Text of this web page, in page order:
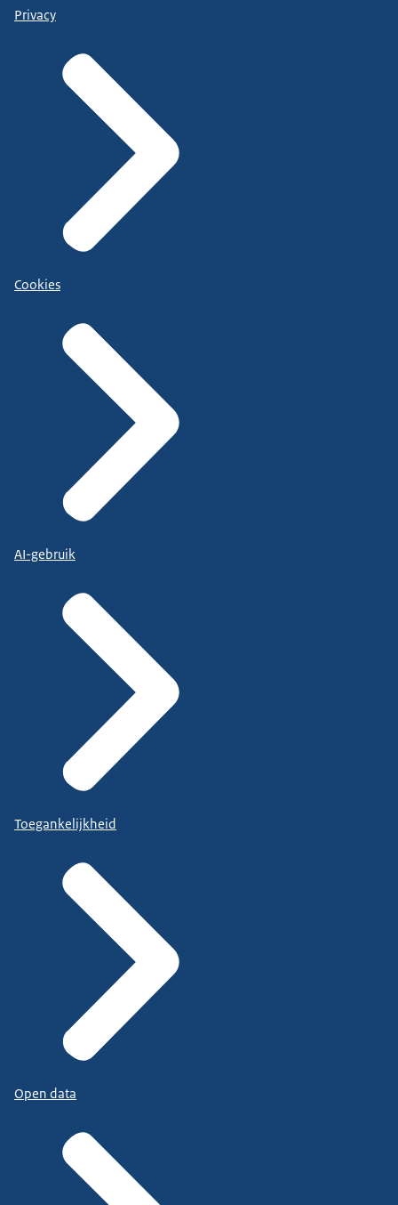
Privacy
Cookies
AI-gebruik
Toegankelijkheid
Open data